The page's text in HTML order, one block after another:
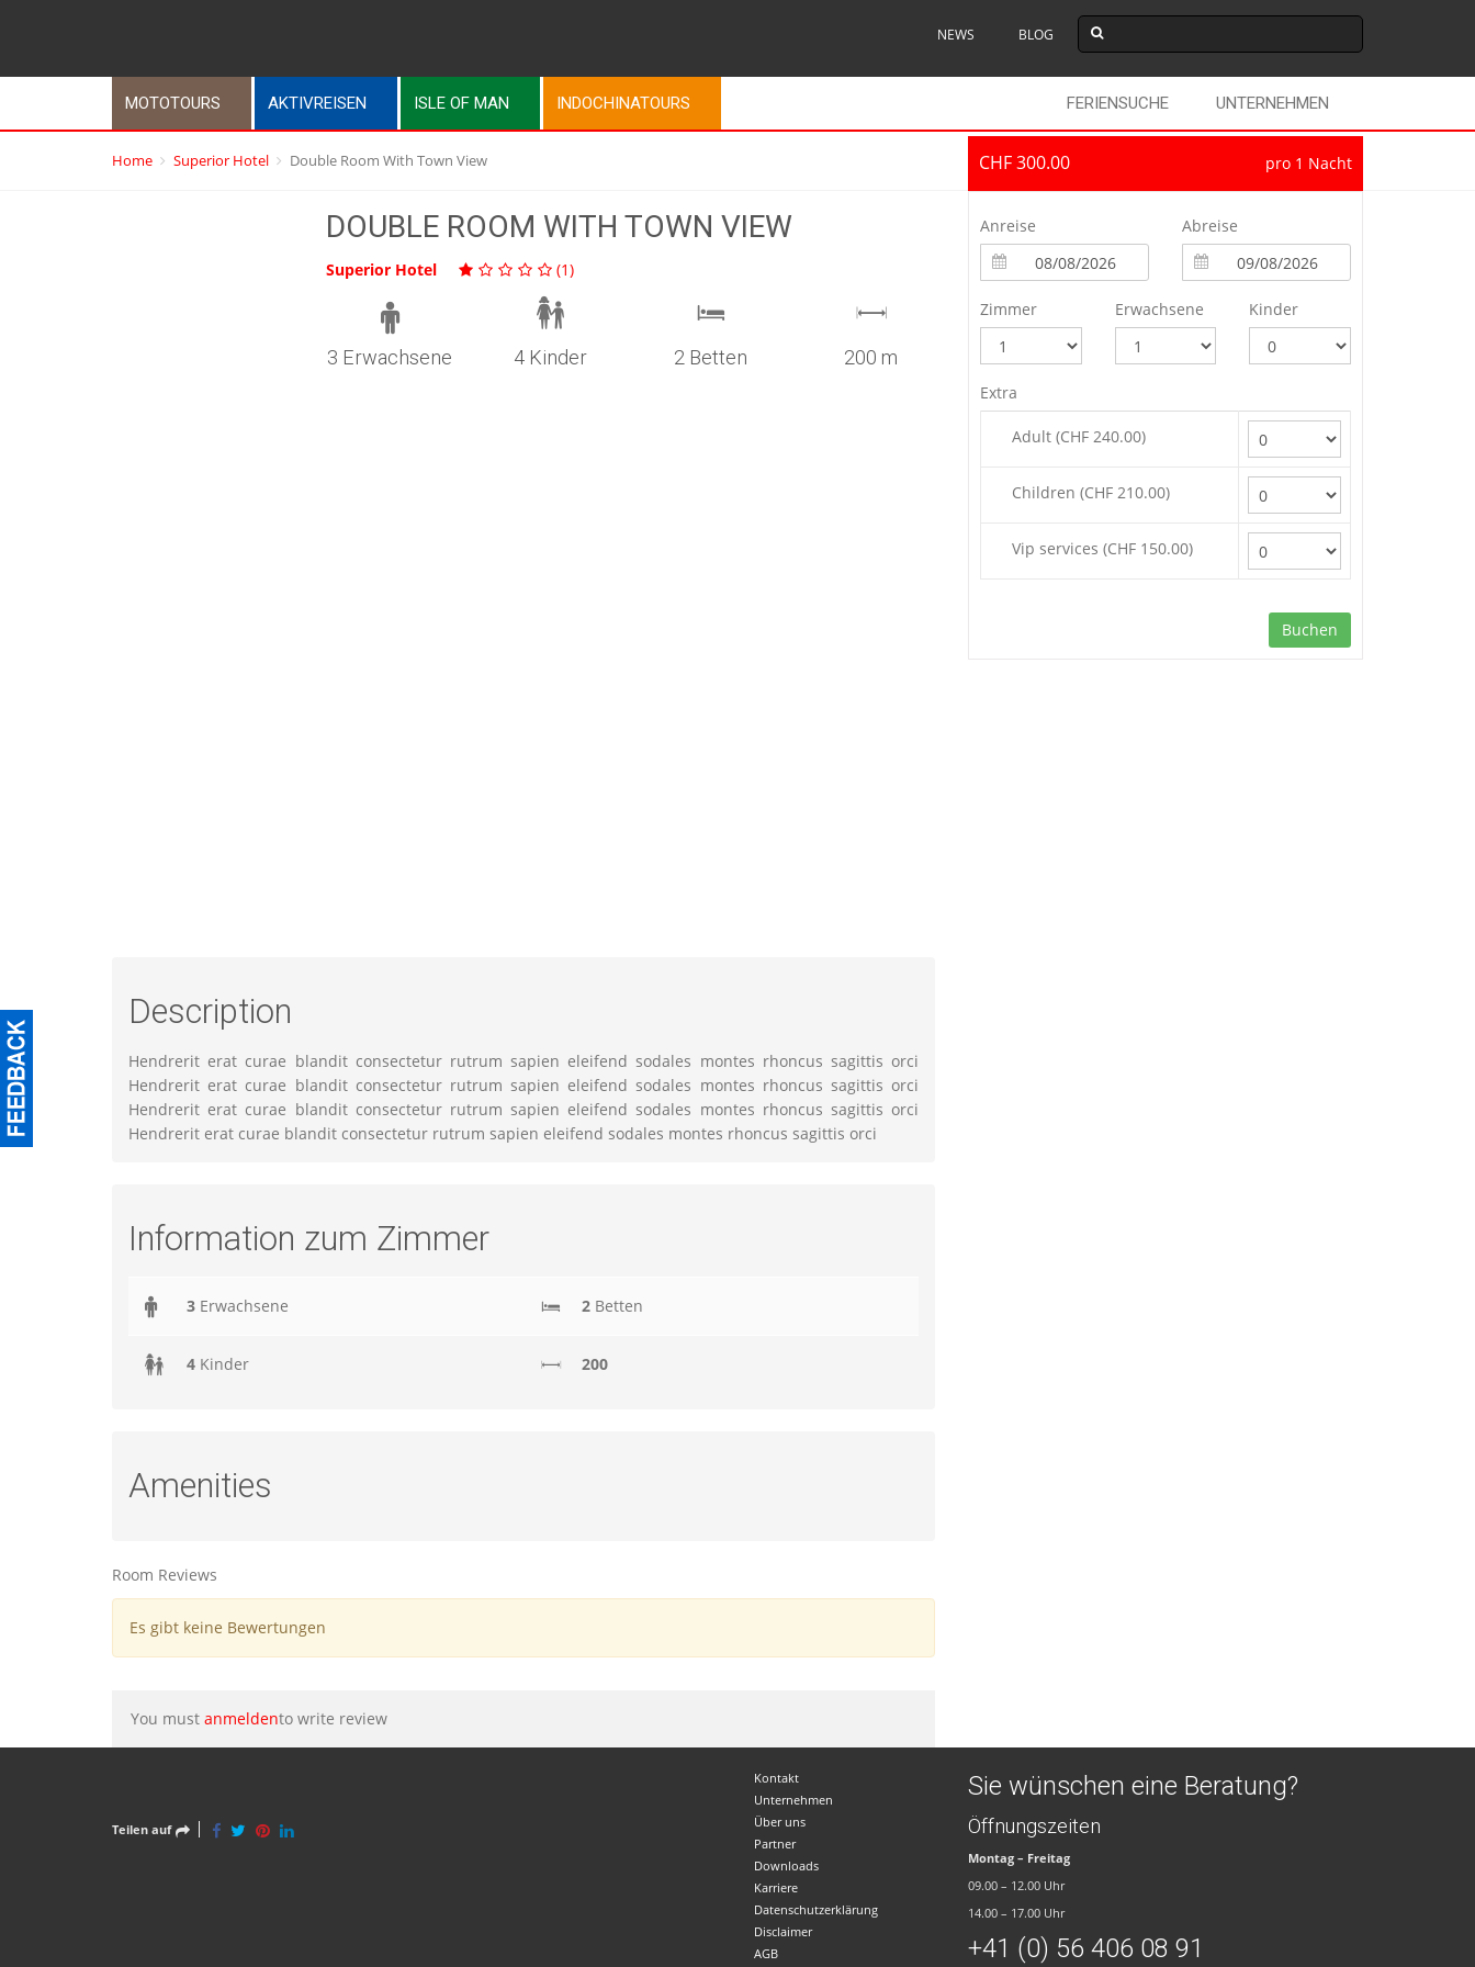
NEWS BLOG
MOTOTOURS AKTIVREISEN ISLE OF MAN INDOCHINATOURS UNTERNEHMEN
FERIENSUCHE
Home Superior Hotel Double Room With Town View
DOUBLE ROOM WITH TOWN VIEW
Superior Hotel (1)
3 Erwachsene 4 Kinder 2 Betten 200 m
Description
Hendrerit erat curae blandit consectetur rutrum sapien eleifend sodales montes rhoncus sagittis orci
Hendrerit erat curae blandit consectetur rutrum sapien eleifend sodales montes rhoncus sagittis orci
Hendrerit erat curae blandit consectetur rutrum sapien eleifend sodales montes rhoncus sagittis orci
Hendrerit erat curae blandit consectetur rutrum sapien eleifend sodales montes rhoncus sagittis orci
Information zum Zimmer
3 Erwachsene 2 Betten
4 Kinder 200
Amenities
Room Reviews
Es gibt keine Bewertungen
You must anmeldento write review
CHF 300.00 pro 1 Nacht
Anreise Abreise
Zimmer Erwachsene Kinder
Extra
Adult (CHF 240.00)
Children (CHF 210.00)
Vip services (CHF 150.00)
Buchen
Teilen auf
Kontakt
Unternehmen
Über uns
Partner
Downloads
Karriere
Datenschutzerklärung
Disclaimer
AGB
Sie wünschen eine Beratung?
Öffnungszeiten
Montag – Freitag
09.00 – 12.00 Uhr
14.00 – 17.00 Uhr
+41 (0) 56 406 08 91